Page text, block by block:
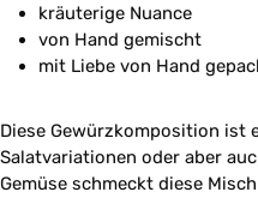
kräuterige Nuance
von Hand gemischt
mit Liebe von Hand
Diese Gewürzkomposition ist
Salatvariationen oder aber
Gemüse schmeckt diese